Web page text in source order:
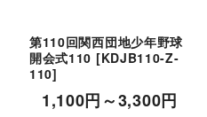
第110回関西団地少年野球
開会式110 [KDJB110-Z-
110]
1,100円～3,300円